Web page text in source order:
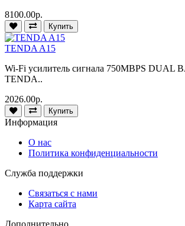
8100.00р.
Купить
TENDA A15
Wi-Fi усилитель сигнала 750MBPS DUAL
TENDA..
2026.00р.
Купить
Информация
О нас
Политика конфиденциальности
Служба поддержки
Связаться с нами
Карта сайта
Дополнительно